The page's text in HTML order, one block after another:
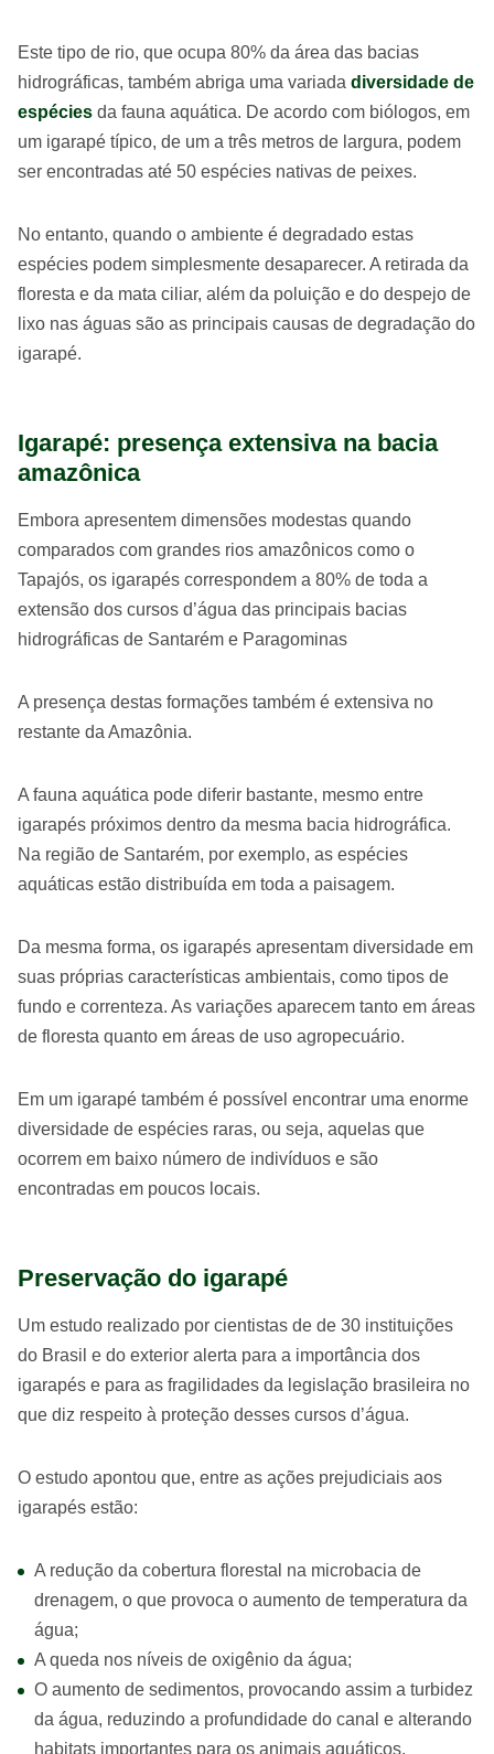
Este tipo de rio, que ocupa 80% da área das bacias
hidrográficas, também abriga uma variada diversidade de
espécies da fauna aquática. De acordo com biólogos, em
um igarapé típico, de um a três metros de largura, podem
ser encontradas até 50 espécies nativas de peixes.
No entanto, quando o ambiente é degradado estas
espécies podem simplesmente desaparecer. A retirada da
floresta e da mata ciliar, além da poluição e do despejo de
lixo nas águas são as principais causas de degradação do
igarapé.
Igarapé: presença extensiva na bacia
amazônica
Embora apresentem dimensões modestas quando
comparados com grandes rios amazônicos como o
Tapajós, os igarapés correspondem a 80% de toda a
extensão dos cursos d’água das principais bacias
hidrográficas de Santarém e Paragominas
A presença destas formações também é extensiva no
restante da Amazônia.
A fauna aquática pode diferir bastante, mesmo entre
igarapés próximos dentro da mesma bacia hidrográfica.
Na região de Santarém, por exemplo, as espécies
aquáticas estão distribuída em toda a paisagem.
Da mesma forma, os igarapés apresentam diversidade em
suas próprias características ambientais, como tipos de
fundo e correnteza. As variações aparecem tanto em áreas
de floresta quanto em áreas de uso agropecuário.
Em um igarapé também é possível encontrar uma enorme
diversidade de espécies raras, ou seja, aquelas que
ocorrem em baixo número de indivíduos e são
encontradas em poucos locais.
Preservação do igarapé
Um estudo realizado por cientistas de de 30 instituições
do Brasil e do exterior alerta para a importância dos
igarapés e para as fragilidades da legislação brasileira no
que diz respeito à proteção desses cursos d’água.
O estudo apontou que, entre as ações prejudiciais aos
igarapés estão:
A redução da cobertura florestal na microbacia de
drenagem, o que provoca o aumento de temperatura da
água;
A queda nos níveis de oxigênio da água;
O aumento de sedimentos, provocando assim a turbidez
da água, reduzindo a profundidade do canal e alterando
habitats importantes para os animais aquáticos.